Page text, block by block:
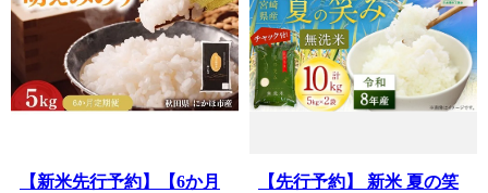
【新米先行予約】【6か月
【先行予約】 新米 夏の笑